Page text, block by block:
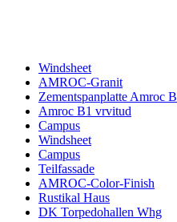
Windsheet
AMROC-Granit
Zementspanplatte Amroc B
Amroc B1 vrvitud
Campus
Windsheet
Campus
Teilfassade
AMROC-Color-Finish
Rustikal Haus
DK Torpedohallen Whg